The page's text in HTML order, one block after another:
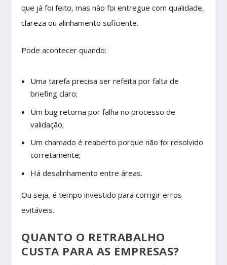
que já foi feito, mas não foi entregue com qualidade,
clareza ou alinhamento suficiente.
Pode acontecer quando:
Uma tarefa precisa ser refeita por falta de
briefing claro;
Um bug retorna por falha no processo de
validação;
Um chamado é reaberto porque não foi resolvido
corretamente;
Há desalinhamento entre áreas.
Ou seja, é tempo investido para corrigir erros
evitáveis.
QUANTO O RETRABALHO
CUSTA PARA AS EMPRESAS?